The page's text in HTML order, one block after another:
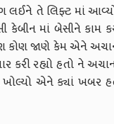
બેગ લઈને તે લિફ્ટ માં
માં બેસીને કામ
જાણે કેમ એને
કરી રહ્યો હતો ને
ખોલ્યો એને ક્યાં